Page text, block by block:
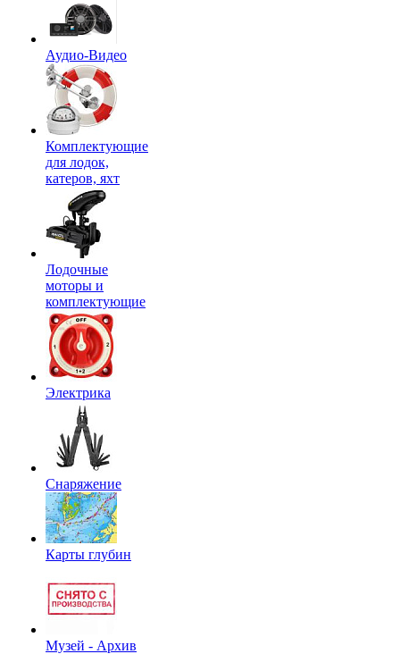
Аудио-Видео
Комплектующие
для лодок,
катеров, яхт
Лодочные
моторы и
комплектующие
Электрика
Снаряжение
Карты глубин
Музей - Архив